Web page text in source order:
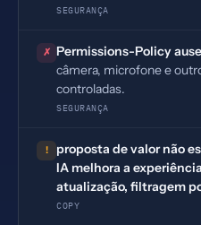
SEGURANÇA
✗ Permissions-Policy
câmera, microfone e
controladas.
SEGURANÇA
!
proposta de valor não
IA melhora a
atualização, filtragem
COPY